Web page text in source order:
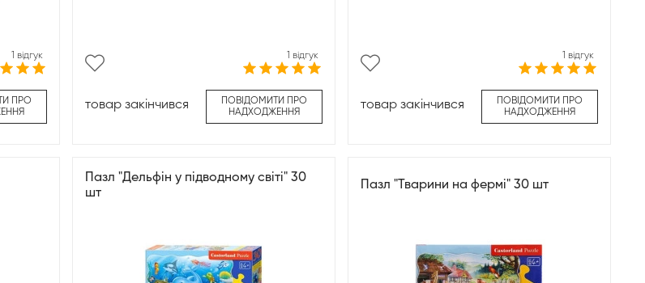
1 відгук
ПРО
1 відгук
товар закінчився
ПОВІДОМИТИ ПРО
НАДХОДЖЕННЯ
1 відгук
товар закінчився
ПОВІДОМИТИ ПРО
НАДХОДЖЕННЯ
Пазл "Дельфін у підводному світі" 30
шт
Пазл "Тварини на фермі" 30 шт